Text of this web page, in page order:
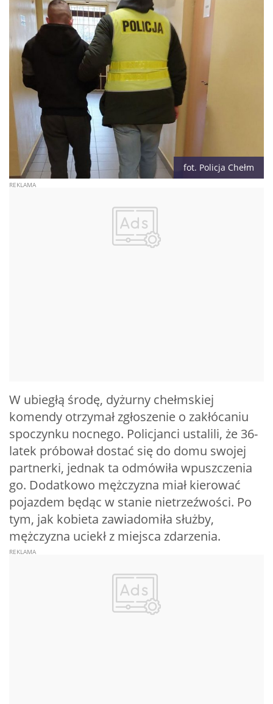
fot. Policja Chełm
W ubiegłą środę, dyżurny chełmskiej
komendy otrzymał zgłoszenie o zakłócaniu
spoczynku nocnego. Policjanci ustalili, że 36-
latek próbował dostać się do domu swojej
partnerki, jednak ta odmówiła wpuszczenia
go. Dodatkowo mężczyzna miał kierować
pojazdem będąc w stanie nietrzeźwości. Po
tym, jak kobieta zawiadomiła służby,
mężczyzna uciekł z miejsca zdarzenia.